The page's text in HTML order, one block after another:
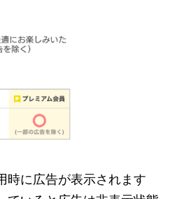
時に広告が表示されます